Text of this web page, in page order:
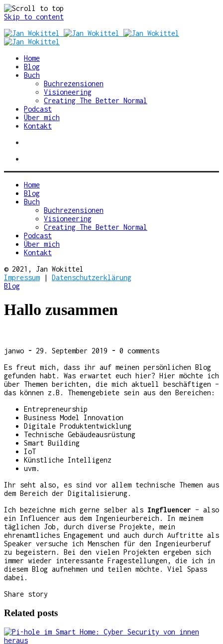
Skip to content
Home
Blog
Buch
Buchrezensionen
Visioneering
Creating The Better Normal
Podcast
Über mich
Kontakt
Home
Blog
Buch
Buchrezensionen
Visioneering
Creating The Better Normal
Podcast
Über mich
Kontakt
© 2021, Jan Wokittel
Impressum | Datenschutzerklärung
Blog
Hallo zusammen
janwo - 29. September 2019 - 0 comments
Es freut mich, dass ihr auf meinen persönlichen Blog
gefunden habt. Was erwartet euch hier? Hier möchte ich
über Themen berichten, die mich aktuell beschäftigen –
das können z.B. Themengebiete sein aus den Bereichen:
Entrepreneurship
Business Model Innovation
Digitale Produktentwicklung
Technische Gebäudeausrüstung
Smart Building
IoT
Künstliche Intelligenz
uvm.
Ihr seht also, es sind vor allem technische Themen aus
dem Bereich der Digitalisierung.
Ich bezeichne mich gerne selber als Ingfluencer – also
ein Influencer aus dem Ingenieurbereich. In meinem
täglichen Job, durch diverse Projekte, mein
ehrenamtliches Engagement und auch durch Auftritte als
Speaker versuche ich Menschen für den Ingenieurberuf
zu begeistern. Bei den vielen Projekten ergeben sich
immer wieder interessante Fragestellungen, die ich in
diesem Blog aufnehmen und teilen möchte. Viel Spass
dabei.
Share story
Related posts